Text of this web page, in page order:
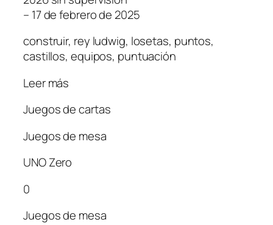
– 17 de febrero de 2025
construir, rey ludwig, losetas, puntos,
castillos, equipos, puntuación
Leer más
Juegos de cartas
Juegos de mesa
UNO Zero
0
Juegos de mesa